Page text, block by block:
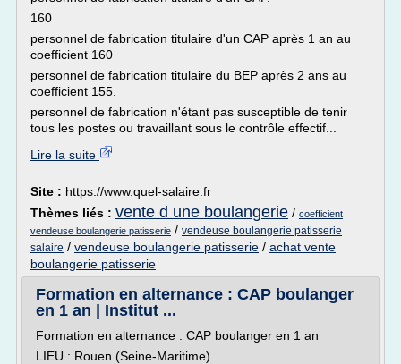
160
personnel de fabrication titulaire d'un CAP après 1 an au
coefficient 160
personnel de fabrication titulaire du BEP après 2 ans au
coefficient 155.
personnel de fabrication n'étant pas susceptible de tenir
tous les postes ou travaillant sous le contrôle effectif...
Lire la suite
Site : https://www.quel-salaire.fr
Thèmes liés : vente d une boulangerie / coefficient
vendeuse boulangerie patisserie / vendeuse boulangerie patisserie
salaire / vendeuse boulangerie patisserie / achat vente
boulangerie patisserie
Formation en alternance : CAP boulanger
en 1 an | Institut ...
Formation en alternance : CAP boulanger en 1 an
LIEU : Rouen (Seine-Maritime)